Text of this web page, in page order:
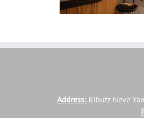
Address: Kibutz Neve